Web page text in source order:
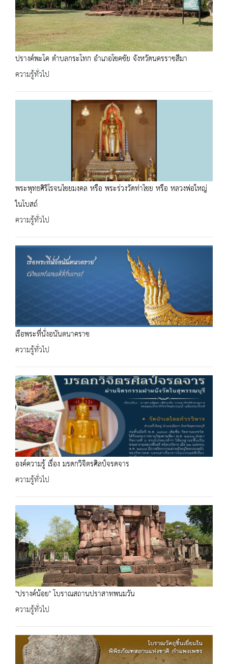
ปรางค์พะโค ตำบลกระโทก อำเภอโชคชัย จังหวัดนครราชสีมา
ความรู้ทั่วไป
พระพุทธศิริโรจนไชยมงคล หรือ พระร่วงวัดท่าไชย หรือ หลวงพ่อใหญ่
ในโบสถ์
ความรู้ทั่วไป
เรือพระที่นั่งอนันตนาคราช
ความรู้ทั่วไป
องค์ความรู้ เรื่อง มรดกวิจิตรศิลป์จรดจาร
ความรู้ทั่วไป
"ปรางค์น้อย" โบราณสถานปราสาทพนมวัน
ความรู้ทั่วไป